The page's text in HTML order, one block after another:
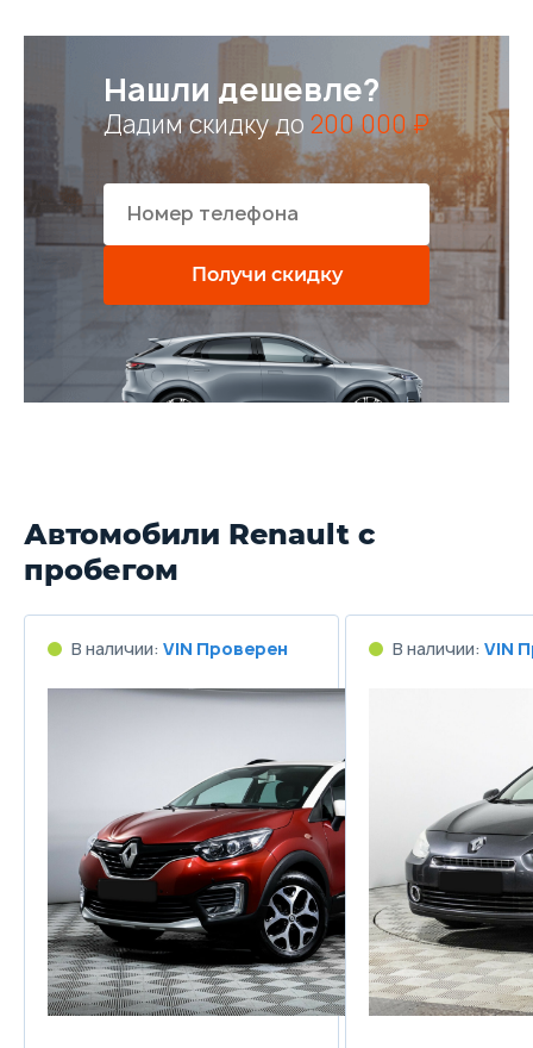
Нашли дешевле?
Дадим скидку до 200 000 ₽
Получи скидку
Автомобили Renault с
пробегом
В наличии: VIN Проверен В наличии: VIN